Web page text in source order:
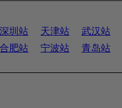
深圳站 天津站 武汉站
合肥站 宁波站 青岛站